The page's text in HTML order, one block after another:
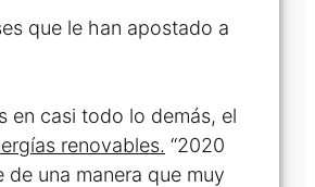
que le han apostado a
en casi todo lo demás, el
renovables. “2020
una manera que muy